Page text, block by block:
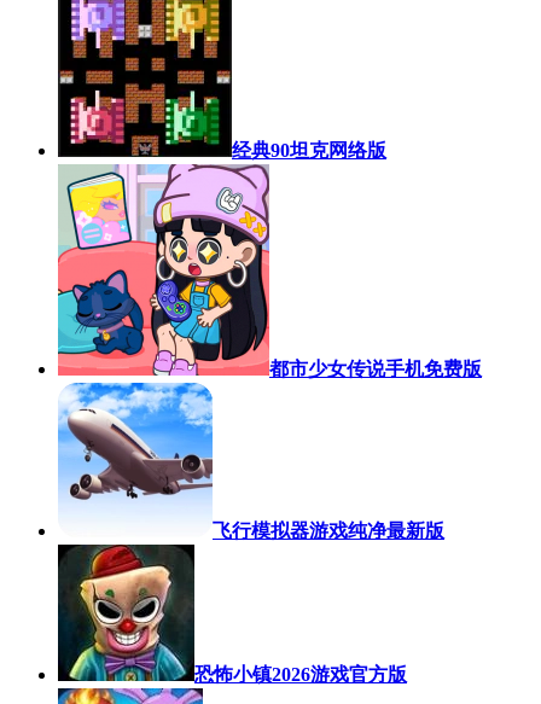
经典90坦克网络版
都市少女传说手机免费版
飞行模拟器游戏纯净最新版
恐怖小镇2026游戏官方版